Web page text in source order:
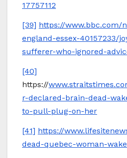
17757112
[39] https://www.bbc.com/
england-essex-40157233/
sufferer-who-ignored-
[40]
https://
r-declared-brain-dead-
to-pull-plug-on-her
[41] https://
dead-quebec-woman-